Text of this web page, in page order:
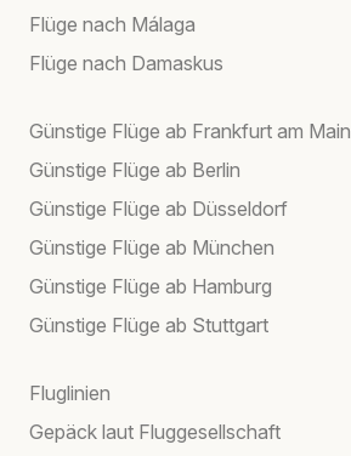
Flüge nach Málaga
Flüge nach Damaskus
Günstige Flüge ab Frankfurt am Main
Günstige Flüge ab Berlin
Günstige Flüge ab Düsseldorf
Günstige Flüge ab München
Günstige Flüge ab Hamburg
Günstige Flüge ab Stuttgart
Fluglinien
Gepäck laut Fluggesellschaft